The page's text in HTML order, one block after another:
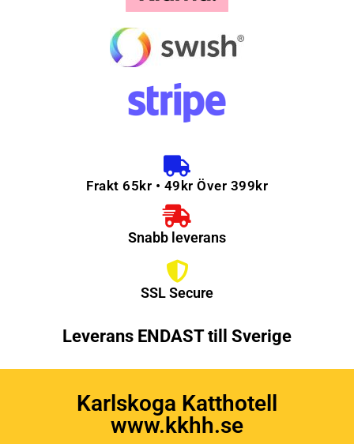
Frakt 65kr • 49kr Över 399kr
Snabb leverans
SSL Secure
Leverans ENDAST till Sverige
Karlskoga Katthotell
www.kkhh.se